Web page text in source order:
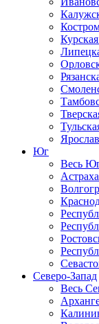
Юг
Весь
Северо-Запад
Весь